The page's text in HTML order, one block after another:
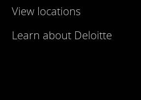
View locations
Learn about Deloitte